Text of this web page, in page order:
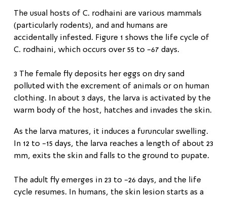
The usual hosts of C. rodhaini are various mammals
(particularly rodents), and and humans are
accidentally infested. Figure 1 shows the life cycle of
C. rodhaini, which occurs over 55 to -67 days.
3 The female fly deposits her eggs on dry sand
polluted with the excrement of animals or on human
clothing. In about 3 days, the larva is activated by the
warm body of the host, hatches and invades the skin.
As the larva matures, it induces a furuncular swelling.
In 12 to -15 days, the larva reaches a length of about 23
mm, exits the skin and falls to the ground to pupate.
The adult fly emerges in 23 to -26 days, and the life
cycle resumes. In humans, the skin lesion starts as a